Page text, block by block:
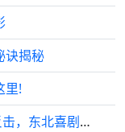
诀揭秘
里!
潘长江父女携手“泳池豪宅移民”谣言反击，东北喜剧真相大揭秘震